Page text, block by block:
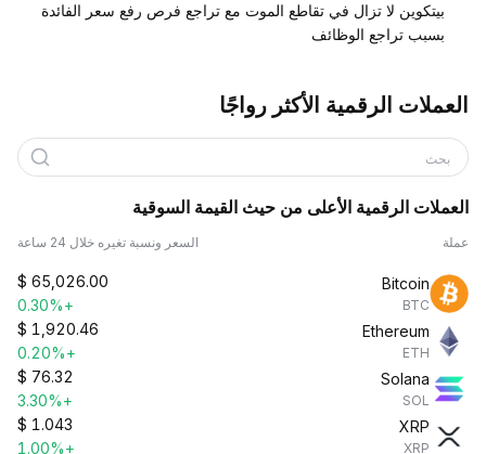
بيتكوين لا تزال في تقاطع الموت مع تراجع فرص رفع سعر الفائدة
بسبب تراجع الوظائف
العملات الرقمية الأكثر رواجًا
بحث
العملات الرقمية الأعلى من حيث القيمة السوقية
عملة السعر ونسبة تغيره خلال 24 ساعة
Bitcoin
BTC
$ 65,026.00
+0.30%
Ethereum
ETH
$ 1,920.46
+0.20%
Solana
SOL
$ 76.32
+3.30%
XRP
XRP
$ 1.043
+1.00%